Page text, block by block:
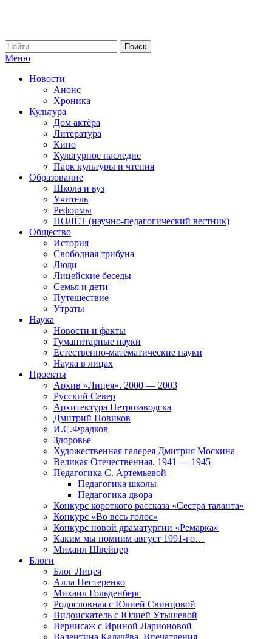
Меню
Новости
Анонс
Хроника
Культура
Дом актёра
Литература
Кино
Культурное наследие
Парк культуры и чтения
Образование
Школа и вуз
Учитель
Реформы
ПОЛЁТ (научно-педагогический вестник)
Общество
История
Свободная трибуна
Люди
Лицейские беседы
Семья и дети
Путешествие
Утраты
Наука
Новости и факты
Гуманитарные науки
Естественно-математические науки
Наука в лицах
Проекты
Архив «Лицея». 2000 — 2003
Русский Север
Архитектура Петрозаводска
Дмитрий Новиков
И.С.Фрадков
Здоровье
Художественная галерея Дмитрия Москина
Великая Отечественная. 1941 — 1945
Педагогика С. Артемьевой
Педагогика школы
Педагогика двора
Конкурс короткого рассказа «Сестра таланта»
Конкурс «Во весь голос»
Конкурс новой драматургии «Ремарка»
Каким мы помним август 1991-го…
Михаил Швейцер
Блоги
Блог Лицея
Алла Нестеренко
Михаил Гольденберг
Родословная с Юлией Свинцовой
Видоискатель с Юлией Утышевой
Вернисаж с Ириной Ларионовой